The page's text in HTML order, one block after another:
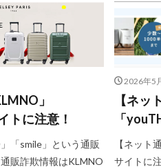
」
トに注意！
「smile」という通販
販詐欺情報はKLMNO
2026年5
【ネッ
「
【ネット
サイトに